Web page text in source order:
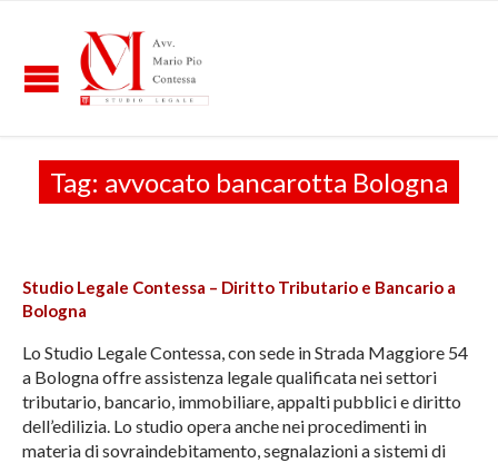
Tag: avvocato bancarotta Bologna
Studio Legale Contessa – Diritto Tributario e Bancario a
Bologna
Lo Studio Legale Contessa, con sede in Strada Maggiore 54
a Bologna offre assistenza legale qualificata nei settori
tributario, bancario, immobiliare, appalti pubblici e diritto
dell’edilizia. Lo studio opera anche nei procedimenti in
materia di sovraindebitamento, segnalazioni a sistemi di